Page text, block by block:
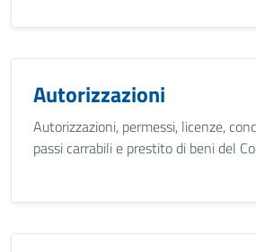
Autorizzazioni
Autorizzazioni, permessi, licenze,
passi carrabili e prestito di beni del